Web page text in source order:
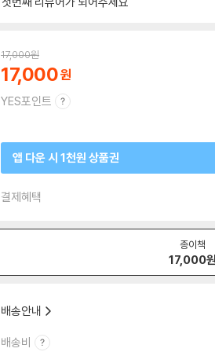
17,000원
17,000
YES포인트
앱 다운 시 1천원 상품권
결제혜택
종이책
17,000원
배송안내
배송비